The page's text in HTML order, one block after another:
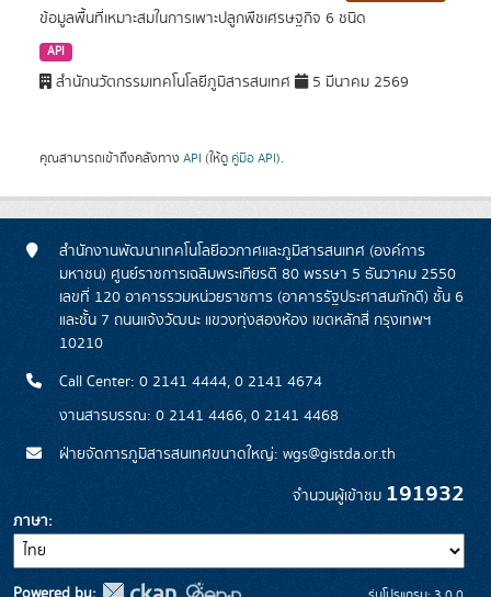
ข้อมูลพื้นที่เหมาะสมในการเพาะปลูกพืชเศรษฐกิจ 6 ชนิด
API
สำนักนวัตกรรมเทคโนโลยีภูมิสารสนเทศ 5 มีนาคม 2569
คุณสามารถเข้าถึงคลังทาง API (ให้ดู คู่มือ API).
สำนักงานพัฒนาเทคโนโลยีอวกาศและภูมิสารสนเทศ (องค์การ
มหาชน) ศูนย์ราชการเฉลิมพระเกียรติ 80 พรรษา 5 ธันวาคม 2550
เลขที่ 120 อาคารรวมหน่วยราชการ (อาคารรัฐประศาสนภักดี) ชั้น 6
และชั้น 7 ถนนแจ้งวัฒนะ แขวงทุ่งสองห้อง เขตหลักสี่ กรุงเทพฯ
10210
Call Center: 0 2141 4444, 0 2141 4674
งานสารบรรณ: 0 2141 4466, 0 2141 4468
ฝ่ายจัดการภูมิสารสนเทศขนาดใหญ่: wgs@gistda.or.th
จำนวนผู้เข้าชม 191932
ภาษา